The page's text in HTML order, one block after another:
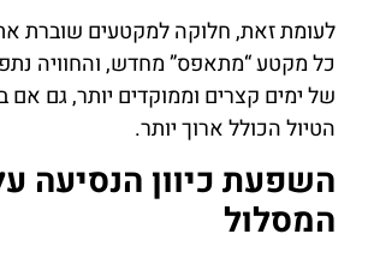
לעומת זאת, חלוקה למקטעים שוברת
כל מקטע “מתאפס” מחדש, והחוויה
של ימים קצרים וממוקדים יותר, גם
הטיול הכולל ארוך יותר.
השפעת כיוון הנסיעה
המסלול